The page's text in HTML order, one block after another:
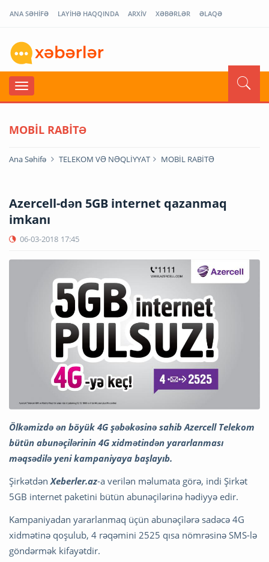
ANA SƏHİFƏ LAYİHƏ HAQQINDA ARXİV XƏBƏRLƏR ƏLAQƏ
MOBİL RABİTƏ
Ana Səhifə TELEKOM VƏ NƏQLİYYAT MOBİL RABİTƏ
Azercell-dən 5GB internet qazanmaq
imkanı
06-03-2018 17:45
Ölkəmizdə ən böyük 4G şəbəkəsinə sahib Azercell Telekom
bütün abunəçilərinin 4G xidmətindən yararlanması
məqsədilə yeni kampaniyaya başlayıb.
Şirkətdən Xeberler.az-a verilən məlumata görə, indi Şirkət
5GB internet paketini bütün abunəçilərinə hədiyyə edir.
Kampaniyadan yararlanmaq üçün abunəçilərə sadəcə 4G
xidmətinə qoşulub, 4 rəqəmini 2525 qısa nömrəsinə SMS-lə
göndərmək kifayətdir.